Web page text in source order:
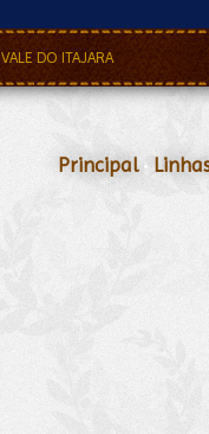
VALE DO ITAJARA
Principal•